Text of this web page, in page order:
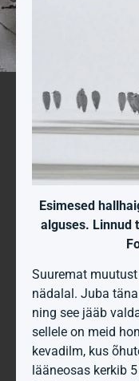
Esimesed
alguses. Linnud
Suuremat
nädalal. Juba
ning see jääb
sellele on meid
kevadilm, kus
lääneosas kerkib